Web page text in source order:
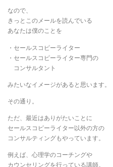
なので、
きっとこのメールを読んでいる
あなたは僕のことを
・セールスコピーライター
・セールスコピーライター専門の
コンサルタント
みたいなイメージがあると思います。
その通り。
ただ、最近はありがたいことに
セールスコピーライター以外の方の
コンサルティングもやっています。
例えば、心理学のコーチングや
カウンセリングを行っている講師。